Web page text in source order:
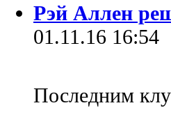
Рэй Аллен
01.11.16 16:54
Последним